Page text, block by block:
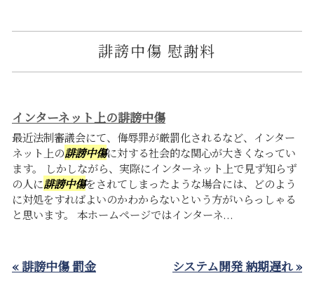
誹謗中傷 慰謝料
インターネット上の誹謗中傷
最近法制審議会にて、侮辱罪が厳罰化されるなど、インター
ネット上の誹謗中傷に対する社会的な関心が大きくなってい
ます。 しかしながら、実際にインターネット上で見ず知らず
の人に誹謗中傷をされてしまったような場合には、どのよう
に対処をすればよいのかわからないという方がいらっしゃる
と思います。 本ホームページではインターネ...
« 誹謗中傷 罰金
システム開発 納期遅れ »